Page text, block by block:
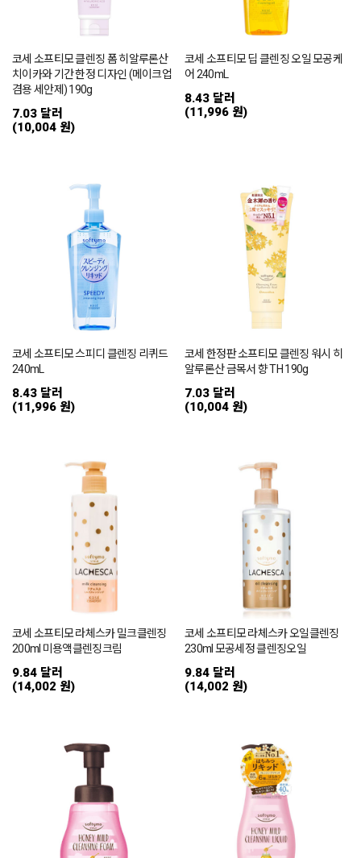
코세 소프티모 클렌징 폼 히알루론산
치이카와 기간 한정 디자인 (메이크업
겸용 세안제) 190g
7.03 달러
(10,004 원)
코세 소프티모 딥 클렌징 오일 모공케
어 240mL
8.43 달러
(11,996 원)
코세 소프티모 스피디 클렌징 리퀴드
240mL
8.43 달러
(11,996 원)
코세 한정판 소프티모 클렌징 워시 히
알루론산 금목서 향 TH 190g
7.03 달러
(10,004 원)
코세 소프티모 라체스카 밀크클렌징
200ml 미용액클렌징크림
9.84 달러
(14,002 원)
코세 소프티모 라체스카 오일클렌징
230ml 모공세정 클렌징오일
9.84 달러
(14,002 원)